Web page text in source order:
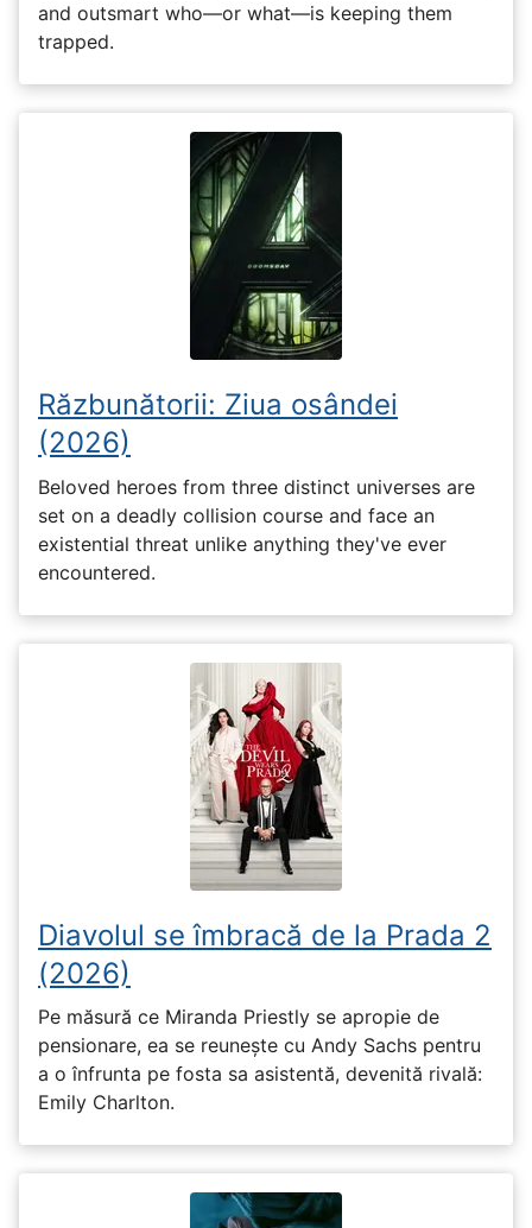
and outsmart who—or what—is keeping them
trapped.
Răzbunătorii: Ziua osândei
(2026)
Beloved heroes from three distinct universes are
set on a deadly collision course and face an
existential threat unlike anything they've ever
encountered.
Diavolul se îmbracă de la Prada 2
(2026)
Pe măsură ce Miranda Priestly se apropie de
pensionare, ea se reunește cu Andy Sachs pentru
a o înfrunta pe fosta sa asistentă, devenită rivală:
Emily Charlton.